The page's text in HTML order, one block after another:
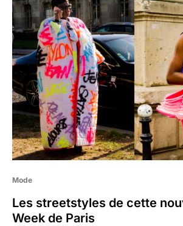
Mode
Les streetstyles de cette
Week de Paris